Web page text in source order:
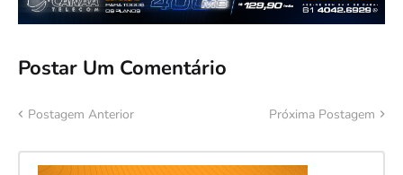
Postar Um Comentário
Postagem Anterior Próxima Postagem